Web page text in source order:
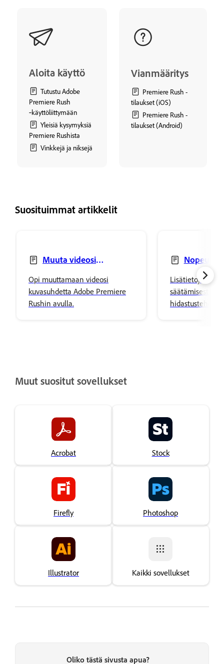
Aloita käyttö
Tutustu Adobe
Premiere Rush
‑käyttöliittymään
Yleisiä kysymyksiä
Premiere Rushista
Vinkkejä ja niksejä
Vianmääritys
Premiere Rush -
tilaukset (iOS)
Premiere Rush -
tilaukset (Android)
Suosituimmat artikkelit
Muuta videosi
Opi muuttamaan videosi
kuvasuhdetta Adobe Premiere
Rushin avulla.
Nopeuta
Lisätietoja
säätämisestä
Muut suositut sovellukset
Acrobat Stock
Firefly Photoshop
Illustrator Kaikki sovellukset
Oliko tästä sivusta apua?